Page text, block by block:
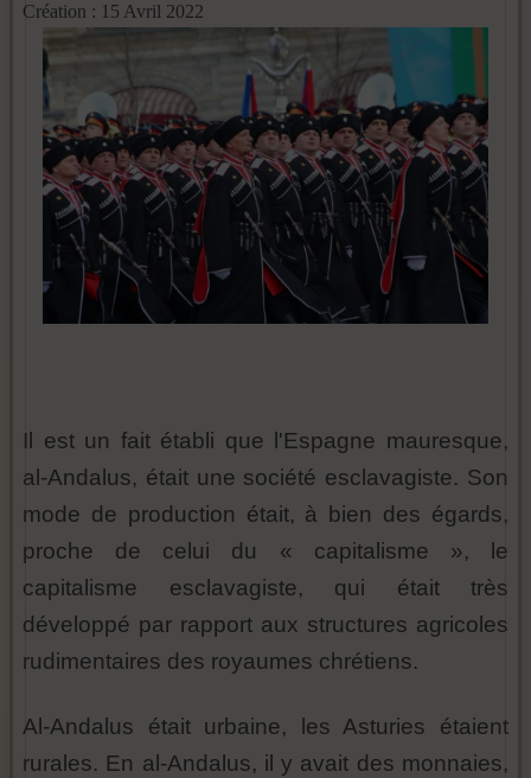
Création : 15 Avril 2022
Il est un fait établi que l'Espagne mauresque,
al-Andalus, était une société esclavagiste. Son
mode de production était, à bien des égards,
proche de celui du « capitalisme », le
capitalisme esclavagiste, qui était très
développé par rapport aux structures agricoles
rudimentaires des royaumes chrétiens.
Al-Andalus était urbaine, les Asturies étaient
rurales. En al-Andalus, il y avait des monnaies,